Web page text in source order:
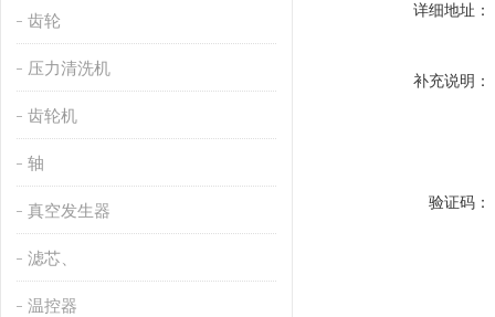
齿轮
压力清洗机
齿轮机
轴
真空发生器
滤芯、
温控器
详细地址：
补充说明：
验证码：